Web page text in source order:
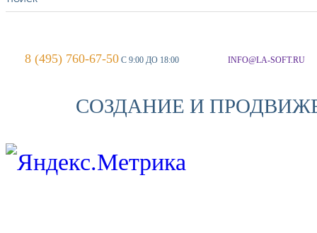
8 (495) 760-67-50 С 9:00 ДО 18:00 INFO@LA-SOFT.RU
СОЗДАНИЕ И